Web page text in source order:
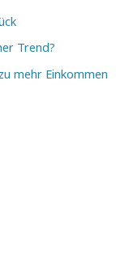
Trend?
mehr Einkommen